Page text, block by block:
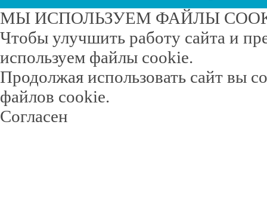
МЫ ИСПОЛЬЗУЕМ ФАЙЛЫ
Чтобы улучшить работу сайта и
используем файлы cookie.
Продолжая использовать сайт вы
файлов cookie.
Согласен